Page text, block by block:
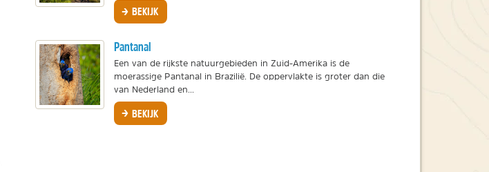
BEKIJK
Pantanal
Een van de rijkste natuurgebieden in Zuid-Amerika is de
moerassige Pantanal in Brazilië. De oppervlakte is groter dan die
van Nederland en...
BEKIJK